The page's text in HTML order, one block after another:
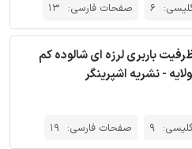
6 صفحات فارسی: 13
باربری لرزه ای شالوده کم
- نشریه اشپرینگر
9 صفحات فارسی: 19